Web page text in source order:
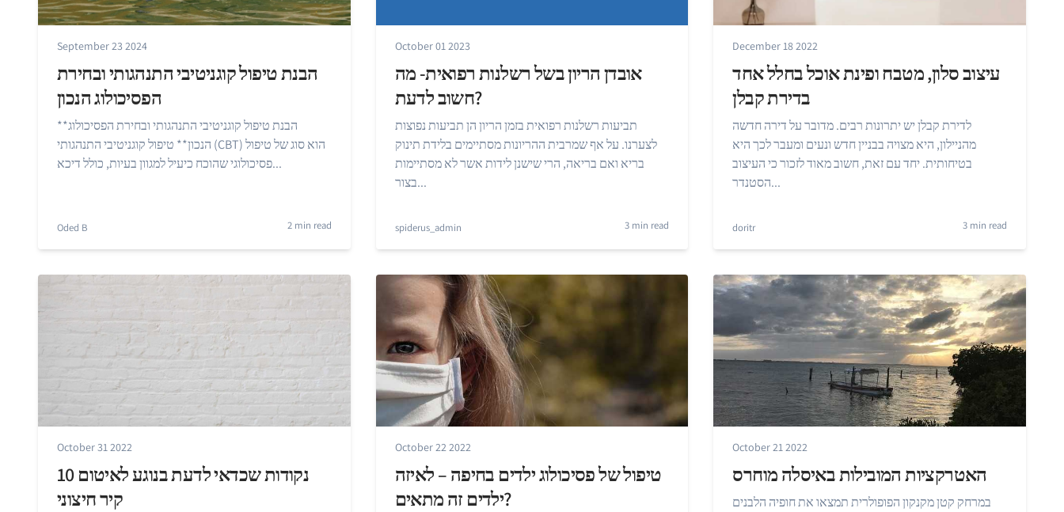
September 23 2024
הבנת טיפול קוגניטיבי התנהגותי ובחירת
הפסיכולוג הנכון
**הבנת טיפול קוגניטיבי התנהגותי ובחירת הפסיכולוג
הנכון** טיפול קוגניטיבי התנהגותי (CBT) הוא סוג של טיפול
פסיכולוגי שהוכח כיעיל למגוון בעיות, כולל דיכא...
Oded B 2 min read
October 01 2023
אובדן הריון בשל רשלנות רפואית- מה
חשוב לדעת?
תביעות רשלנות רפואית בזמן הריון הן תביעות נפוצות
לצערנו. על אף שמרבית ההריונות מסתיימים בלידת תינוק
בריא ואם בריאה, הרי שישנן לידות אשר לא מסתיימות
בצור...
spiderus_admin 3 min read
December 18 2022
עיצוב סלון, מטבח ופינת אוכל בחלל אחד
בדירת קבלן
לדירת קבלן יש יתרונות רבים. מדובר על דירה חדשה
מהניילון, היא מצויה בבניין חדש ונעים ומעבר לכך היא
בטיחותית. יחד עם זאת, חשוב מאוד לזכור כי העיצוב
הסטנדר...
doritr 3 min read
October 31 2022
10 נקודות שכדאי לדעת בנוגע לאיטום
קיר חיצוני
October 22 2022
טיפול של פסיכולוג ילדים בחיפה – לאיזה
ילדים זה מתאים?
October 21 2022
האטרקציות המובילות באיסלה מוחרס
במרחק קטן מקנקון הפופולרית תמצאו את חופיה הלבנים